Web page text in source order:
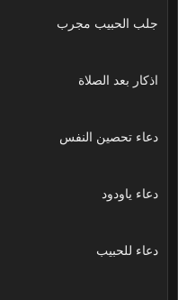
جلب الحبيب مجرب
اذكار بعد الصلاة
دعاء تحصين النفس
دعاء ياودود
دعاء للحبيب